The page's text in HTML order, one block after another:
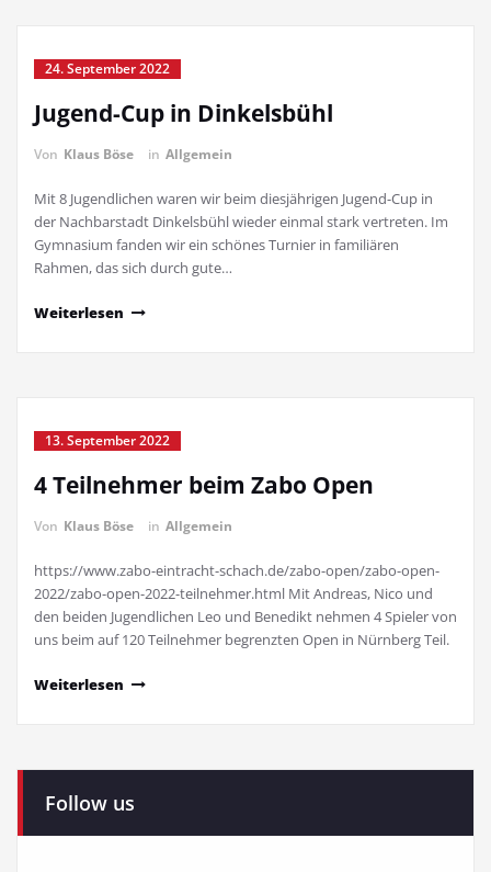
24. September 2022
Jugend-Cup in Dinkelsbühl
Von Klaus Böse in Allgemein
Mit 8 Jugendlichen waren wir beim diesjährigen Jugend-Cup in
der Nachbarstadt Dinkelsbühl wieder einmal stark vertreten. Im
Gymnasium fanden wir ein schönes Turnier in familiären
Rahmen, das sich durch gute…
Weiterlesen
13. September 2022
4 Teilnehmer beim Zabo Open
Von Klaus Böse in Allgemein
https://www.zabo-eintracht-schach.de/zabo-open/zabo-open-
2022/zabo-open-2022-teilnehmer.html Mit Andreas, Nico und
den beiden Jugendlichen Leo und Benedikt nehmen 4 Spieler von
uns beim auf 120 Teilnehmer begrenzten Open in Nürnberg Teil.
Weiterlesen
Follow us